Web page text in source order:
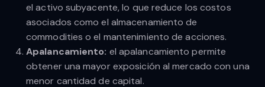
el activo subyacente, lo que reduce los costos
asociados como el almacenamiento de
commodities o el mantenimiento de acciones.
Apalancamiento: el apalancamiento permite
obtener una mayor exposición al mercado con una
menor cantidad de capital.